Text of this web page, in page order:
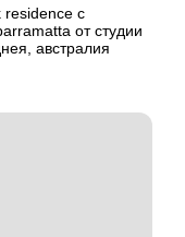
residence с
от студии
австралия